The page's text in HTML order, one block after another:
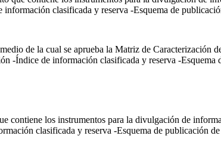
información clasificada y reserva -Esquema de
de la cual se aprueba la Matriz de
-Índice de información clasificada y reserva -Esquema
contiene los instrumentos para la divulgación de
clasificada y reserva -Esquema de publicación